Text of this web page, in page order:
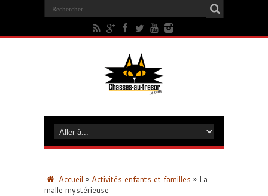
Accueil » Activités enfants et familles » La
malle mystérieuse